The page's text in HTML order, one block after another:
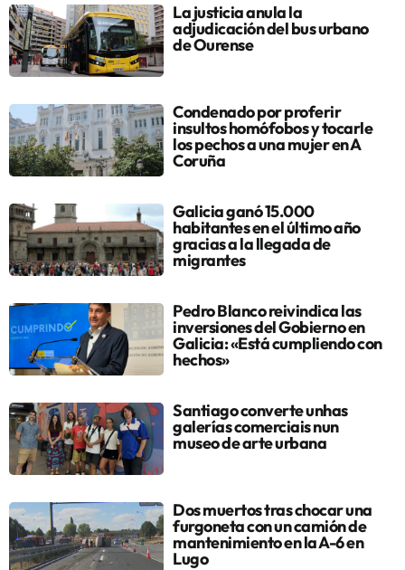
La justicia anula la
adjudicación del bus urbano
de Ourense
Condenado por proferir
insultos homófobos y tocarle
los pechos a una mujer en A
Coruña
Galicia ganó 15.000
habitantes en el último año
gracias a la llegada de
migrantes
Pedro Blanco reivindica las
inversiones del Gobierno en
Galicia: «Está cumpliendo con
hechos»
Santiago converte unhas
galerías comerciais nun
museo de arte urbana
Dos muertos tras chocar una
furgoneta con un camión de
mantenimiento en la A-6 en
Lugo